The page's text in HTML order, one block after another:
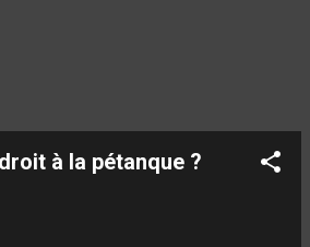
à la pétanque ?